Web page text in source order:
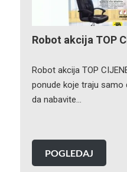
Robot akcija TOP
Robot akcija TOP
ponude koje traju samo
da nabavite…
POGLEDAJ